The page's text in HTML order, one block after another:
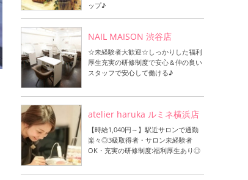
ップ♪
NAIL MAISON 渋谷店
☆未経験者大歓迎☆しっかりした福利
厚生充実の研修制度で安心＆仲の良い
スタッフで安心して働ける♪
atelier haruka ルミネ横浜店
【時給1,040円～】駅近サロンで通勤
楽々◎3級取得者・サロン未経験者
OK・充実の研修制度:福利厚生あり◎